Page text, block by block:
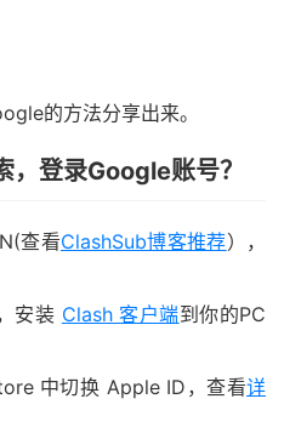
的方法分享出来。
登录Google账号？
查看ClashSub博客推荐），
安装 Clash 客户端到你的PC
中切换 Apple ID，查看详